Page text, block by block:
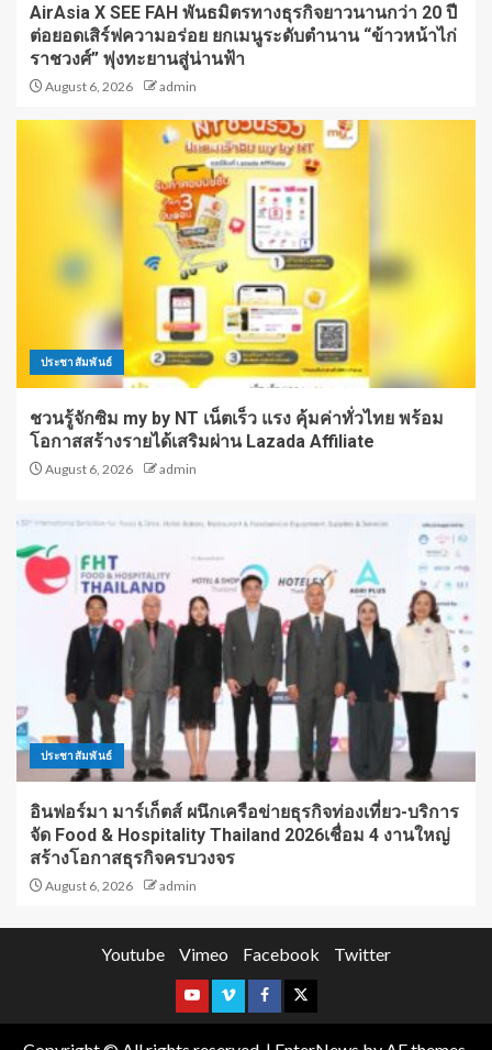
AirAsia X SEE FAH พันธมิตรทางธุรกิจยาวนานกว่า 20 ปี
ต่อยอดเสิร์ฟความอร่อย ยกเมนูระดับตำนาน “ข้าวหน้าไก่
ราชวงศ์” พุ่งทะยานสู่น่านฟ้า
August 6, 2026 admin
ประชาสัมพันธ์
ชวนรู้จักซิม my by NT เน็ตเร็ว แรง คุ้มค่าทั่วไทย พร้อม
โอกาสสร้างรายได้เสริมผ่าน Lazada Affiliate
August 6, 2026 admin
ประชาสัมพันธ์
อินฟอร์มา มาร์เก็ตส์ ผนึกเครือข่ายธุรกิจท่องเที่ยว-บริการ
จัด Food & Hospitality Thailand 2026เชื่อม 4 งานใหญ่
สร้างโอกาสธุรกิจครบวงจร
August 6, 2026 admin
Youtube Vimeo Facebook Twitter